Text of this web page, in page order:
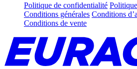
Politique de confidentialité
Conditions générales Conditions
Conditions de vente